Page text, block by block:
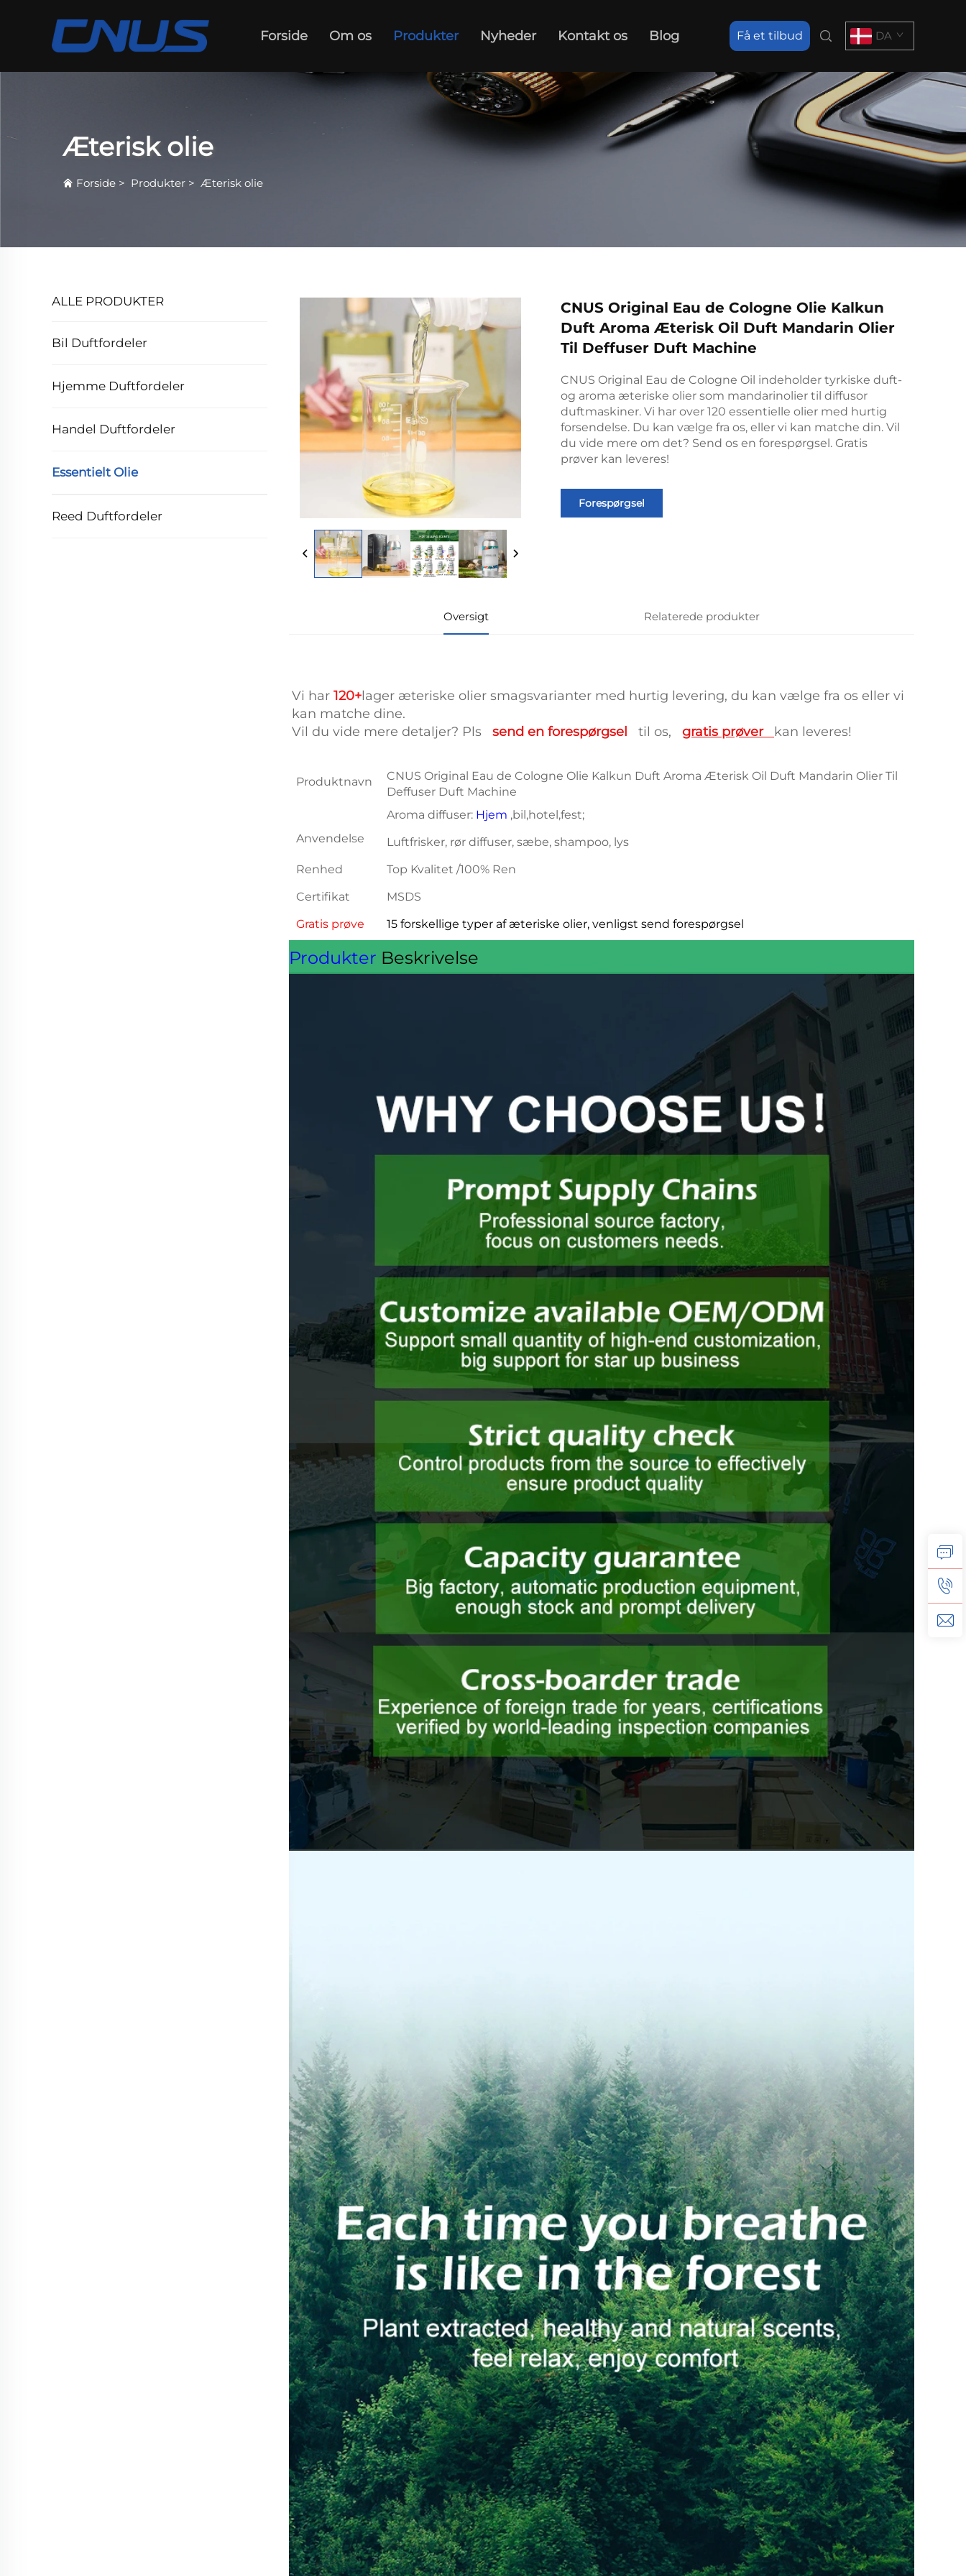
Forside Om os Produkter Nyheder Kontakt os Blog Få et tilbud DA
Æterisk olie
Forside > Produkter > Æterisk olie
ALLE PRODUKTER
Bil Duftfordeler
Hjemme Duftfordeler
Handel Duftfordeler
Essentielt Olie
Reed Duftfordeler
CNUS Original Eau de Cologne Olie Kalkun
Duft Aroma Æterisk Oil Duft Mandarin Olier
Til Deffuser Duft Machine
CNUS Original Eau de Cologne Oil indeholder tyrkiske duft-
og aroma æteriske olier som mandarinolier til diffusor
duftmaskiner. Vi har over 120 essentielle olier med hurtig
forsendelse. Du kan vælge fra os, eller vi kan matche din. Vil
du vide mere om det? Send os en forespørgsel. Gratis
prøver kan leveres!
Forespørgsel
Oversigt Relaterede produkter
Vi har 120+lager æteriske olier smagsvarianter med hurtig levering, du kan vælge fra os eller vi
kan matche dine.
Vil du vide mere detaljer? Pls send en forespørgsel til os, gratis prøver kan leveres!
Produktnavn
CNUS Original Eau de Cologne Olie Kalkun Duft Aroma Æterisk Oil Duft Mandarin Olier Til
Deffuser Duft Machine
Anvendelse
Aroma diffuser: Hjem ,bil,hotel,fest;
Luftfrisker, rør diffuser, sæbe, shampoo, lys
Renhed
Top Kvalitet /100% Ren
Certifikat
MSDS
Gratis prøve
15 forskellige typer af æteriske olier, venligst send forespørgsel
Produkter Beskrivelse